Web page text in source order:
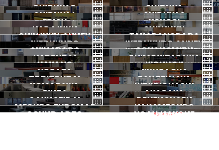
SHIBUYA3
渋谷3号
2026.07 OPEN
SHIBUYA
渋谷本店
SHIBUYA1
渋谷1号
SHIBUYA2
渋谷2号
EBISU
恵比寿
YOYOGI
代々木
HARAJUKU
原宿
SHINJUKU
新宿
SHINJUKU ANNEX
新宿ANNEX
TAKADANOBABA
高田馬場
IKEBUKURO
池袋
IKEBUKURO ANNEX
池袋ANNEX
AKIHABARA
秋葉原
OCHANOMIZU
御茶ノ水
HATSUDAI
初台
SHIMOKITAZAWA
下北沢
NAKANO
中野
KICHIJOJI
吉祥寺
NOGATA
野方
JIYUGAOKA
自由が丘
TORITSUDAI
都立大
SANGENJAYA
三軒茶屋
KOMAZAWA
駒沢
IKEJIRIOHASHI
池尻大橋
一時閉店中
GINZA
銀座
AKASAKA
赤坂
GAKUGEIDAI
学芸大
DENENCHOFU
田園調布
MEGURO FUDOMAE NAKAMEGURO
SOUND ARTS NOAH HAKONE